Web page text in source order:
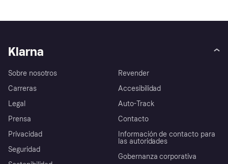
Klarna
Sobre nosotros
Carreras
Legal
Prensa
Privacidad
Seguridad
Revender
Accesibilidad
Auto-Track
Contacto
Información de contacto para
las autoridades
Gobernanza corporativa